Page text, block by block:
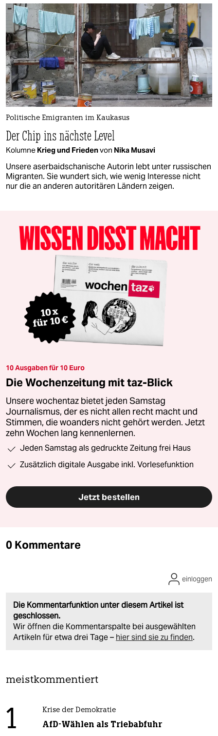
Politische Emigranten im Kaukasus
Der Chip ins nächste Level
Kolumne Krieg und Friedenvon Nika Musavi
Unsere aserbaidschanische Autorin lebt unter russischen
Migranten. Sie wundert sich, wie wenig Interesse nicht
nur die an anderen autoritären Ländern zeigen.
10 Ausgaben für 10 Euro
Die Wochenzeitung mit taz-Blick
Unsere wochentaz bietet jeden Samstag
Journalismus, der es nicht allen recht macht und
Stimmen, die woanders nicht gehört werden. Jetzt
zehn Wochen lang kennenlernen.
Jeden Samstag als gedruckte Zeitung frei Haus
Zusätzlich digitale Ausgabe inkl. Vorlesefunktion
Jetzt bestellen
0 Kommentare
Die Kommentarfunktion unter diesem Artikel ist
geschlossen.
Wir öffnen die Kommentarspalte bei ausgewählten
Artikeln für etwa drei Tage – hier sind sie zu finden.
einloggen
meistkommentiert
1 Krise der Demokratie
AfD-Wählen als Triebabfuhr